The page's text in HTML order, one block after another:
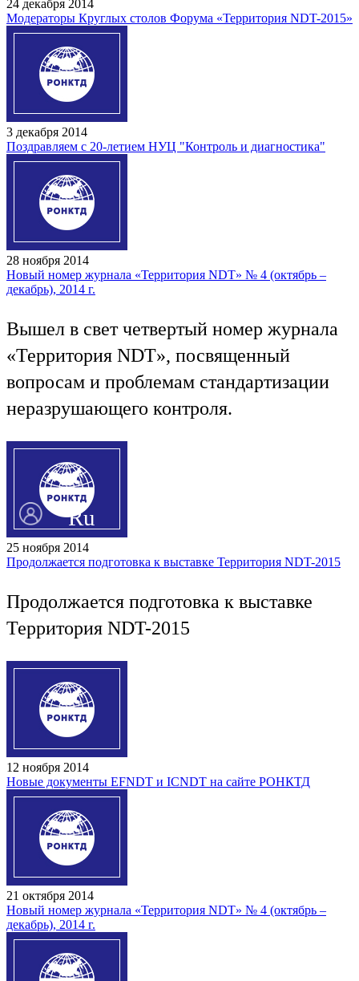
Ru
24 декабря 2014
Модераторы Круглых столов Форума «Территория NDT-2015»
3 декабря 2014
Поздравляем с 20-летием НУЦ "Контроль и диагностика"
28 ноября 2014
Новый номер журнала «Территория NDT» № 4 (октябрь –
декабрь), 2014 г.
Вышел в свет четвертый номер журнала
«Территория NDT», посвященный
вопросам и проблемам стандартизации
неразрушающего контроля.
25 ноября 2014
Продолжается подготовка к выставке Территория NDT-2015
Продолжается подготовка к выставке
Территория NDT-2015
12 ноября 2014
Новые документы EFNDT и ICNDT на сайте РОНКТД
21 октября 2014
Новый номер журнала «Территория NDT» № 4 (октябрь –
декабрь), 2014 г.